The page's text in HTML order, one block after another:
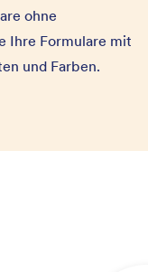
ohne
Ihre Formulare mit
und Farben.